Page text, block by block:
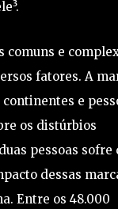
comuns e
fatores. A
e
os distúrbios
pessoas sofre
dessas
Entre os 48.000